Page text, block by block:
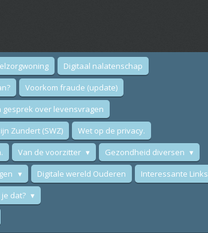
Digitaal nalatenschap
Voorkom fraude (update)
gesprek over levensvragen
Zundert (SWZ)
Wet op de privacy.
Van de voorzitter
Gezondheid diversen
Digitale wereld Ouderen
Interessante Links
je dat?